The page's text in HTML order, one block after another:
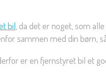
bil , da det er noget, som
sammen med din børn,
er en fjernstyret bil et